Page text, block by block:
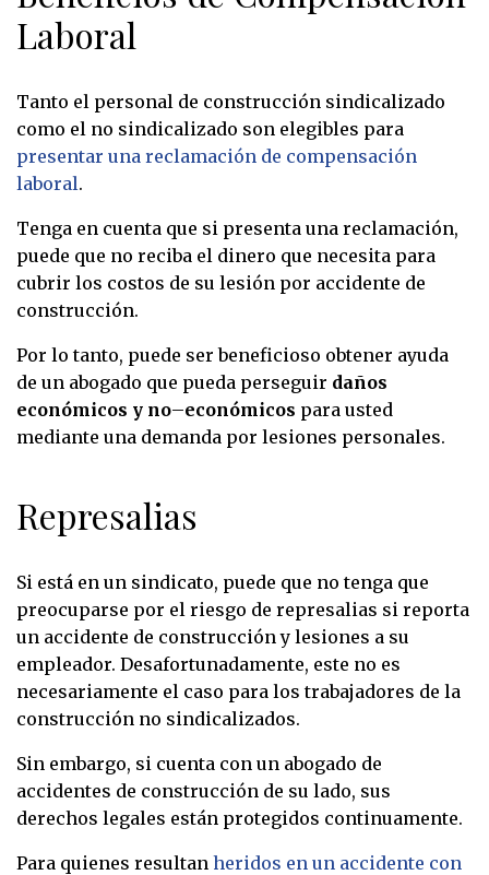
Laboral
Tanto el personal de construcción sindicalizado
como el no sindicalizado son elegibles para
presentar una reclamación de compensación
laboral.
Tenga en cuenta que si presenta una reclamación,
puede que no reciba el dinero que necesita para
cubrir los costos de su lesión por accidente de
construcción.
Por lo tanto, puede ser beneficioso obtener ayuda
de un abogado que pueda perseguir daños
económicos y no–económicos para usted
mediante una demanda por lesiones personales.
Represalias
Si está en un sindicato, puede que no tenga que
preocuparse por el riesgo de represalias si reporta
un accidente de construcción y lesiones a su
empleador. Desafortunadamente, este no es
necesariamente el caso para los trabajadores de la
construcción no sindicalizados.
Sin embargo, si cuenta con un abogado de
accidentes de construcción de su lado, sus
derechos legales están protegidos continuamente.
Para quienes resultan heridos en un accidente con